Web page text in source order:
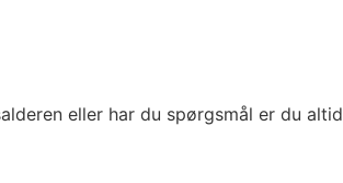
eller har du spørgsmål er du